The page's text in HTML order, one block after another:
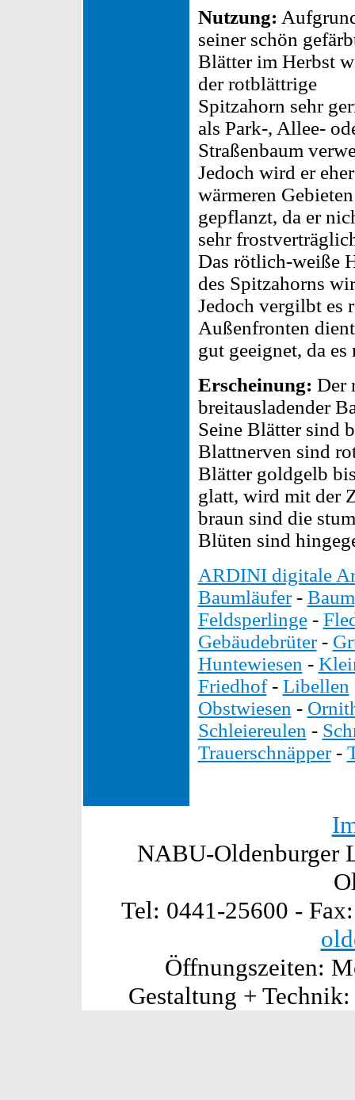
Nutzung:
seiner schön
Blätter im Herbst
der rotblättrige
Spitzahorn sehr
als Park-, Allee-
Straßenbaum
Jedoch wird er
wärmeren Gebieten
gepflanzt, da er
sehr
Das rötlich-weiße
des Spitzahorns
Jedoch vergilbt es
Außenfronten
gut geeignet, da
Erscheinung: Der
breitausladender
Seine Blätter sind
Blattnerven sind
Blätter goldgelb
glatt, wird mit der
braun sind die
Blüten sind
ARDINI digitale
Baumläufer-
Feldsperlinge-
Gebäudebrüter-
Huntewiesen -
Friedhof- Libellen
Obstwiesen -
Schleiereulen -
Trauerschnäpper-
NABU-Oldenburger
Tel: 0441-25600 -
Öffnungszeiten:
Gestaltung +